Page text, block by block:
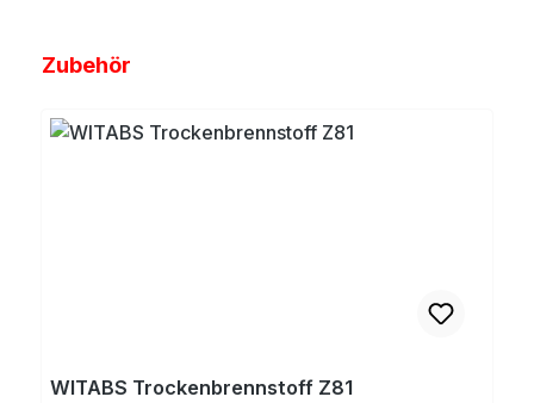
Produktgalerie überspringen
Zubehör
WITABS Trockenbrennstoff Z81